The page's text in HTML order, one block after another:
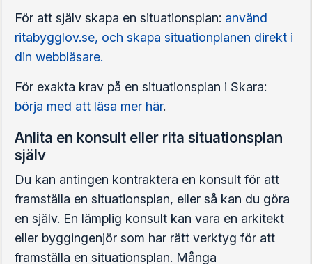
För att själv skapa en situationsplan: använd
ritabygglov.se, och skapa situationplanen direkt i
din webbläsare.
För exakta krav på en situationsplan i Skara:
börja med att läsa mer här.
Anlita en konsult eller rita situationsplan
själv
Du kan antingen kontraktera en konsult för att
framställa en situationsplan, eller så kan du göra
en själv. En lämplig konsult kan vara en arkitekt
eller byggingenjör som har rätt verktyg för att
framställa en situationsplan. Många